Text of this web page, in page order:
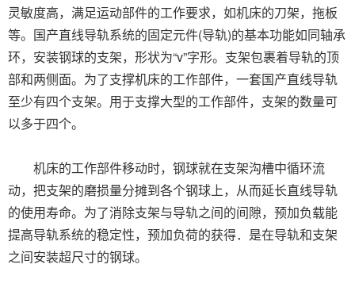
灵敏度高，满足运动部件的工作要求，如机床的刀架，拖板
等。国产直线导轨系统的固定元件(导轨)的基本功能如同轴承
环，安装钢球的支架，形状为“v”字形。支架包裹着导轨的顶
部和两侧面。为了支撑机床的工作部件，一套国产直线导轨
至少有四个支架。用于支撑大型的工作部件，支架的数量可
以多于四个。
机床的工作部件移动时，钢球就在支架沟槽中循环流
动，把支架的磨损量分摊到各个钢球上，从而延长直线导轨
的使用寿命。为了消除支架与导轨之间的间隙，预加负载能
提高导轨系统的稳定性，预加负荷的获得．是在导轨和支架
之间安装超尺寸的钢球。